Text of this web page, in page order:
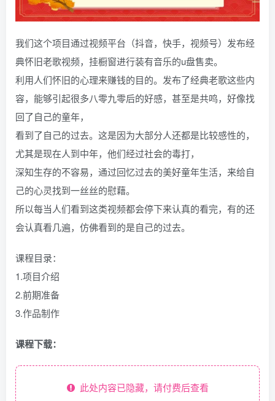
我们这个项目通过视频平台（抖音，快手，视频号）发布经
典怀旧老歌视频，挂橱窗进行装有音乐的u盘售卖。
利用人们怀旧的心理来赚钱的目的。发布了经典老歌这些内
容，能够引起很多八零九零后的好感，甚至是共鸣，好像找
回了自己的童年，
看到了自己的过去。这是因为大部分人还都是比较感性的，
尤其是现在人到中年，他们经过社会的毒打，
深知生存的不容易，通过回忆过去的美好童年生活，来给自
己的心灵找到一丝丝的慰藉。
所以每当人们看到这类视频都会停下来认真的看完，有的还
会认真看几遍，仿佛看到的是自己的过去。
课程目录：
1.项目介绍
2.前期准备
3.作品制作
课程下载：
此处内容已隐藏，请付费后查看